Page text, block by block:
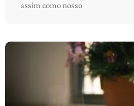
assim como nosso